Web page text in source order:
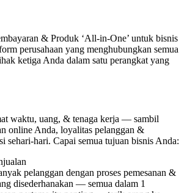
& Produk ‘All-in-One’ untuk bisnis
perusahaan yang menghubungkan semua
ketiga Anda dalam satu perangkat yang
waktu, uang, & tenaga kerja — sambil
online Anda, loyalitas pelanggan &
sehari-hari. Capai semua tujuan bisnis Anda:
pelanggan dengan proses pemesanan &
disederhanakan — semua dalam 1